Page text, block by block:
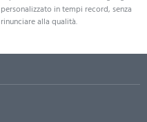
personalizzato in tempi record, senza
rinunciare alla qualità.